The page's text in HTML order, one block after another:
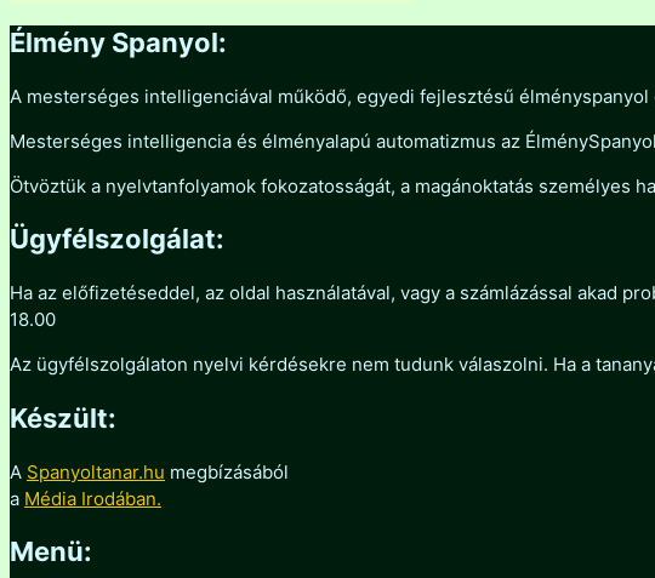
Élmény Spanyol:
A mesterséges intelligenciával működő, egyedi fejlesztésű
Mesterséges intelligencia és élményalapú automatizmus az
Ötvöztük a nyelvtanfolyamok fokozatosságát, a magánoktatás személyes
Ügyfélszolgálat:
Ha az előfizetéseddel, az oldal használatával, vagy a számlázással akad
18.00
Az ügyfélszolgálaton nyelvi kérdésekre nem tudunk válaszolni. Ha a
Készült:
A Spanyoltanar.hu megbízásából
a Média Irodában.
Menü: